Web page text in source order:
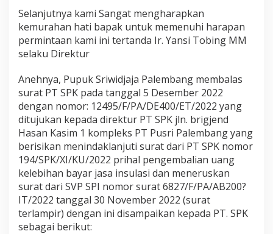
I
s
o
i
S
e
i
l
a
i
R
p
1
5
M
Selanjutnya kami Sangat mengharapkan
kemurahan hati bapak untuk memenuhi harapan
permintaan kami ini tertanda Ir. Yansi Tobing MM
selaku Direktur
Anehnya, Pupuk Sriwidjaja Palembang membalas
surat PT SPK pada tanggal 5 Desember 2022
dengan nomor: 12495/F/PA/DE400/ET/2022 yang
ditujukan kepada direktur PT SPK jln. brigjend
Hasan Kasim 1 kompleks PT Pusri Palembang yang
berisikan menindaklanjuti surat dari PT SPK nomor
194/SPK/XI/KU/2022 prihal pengembalian uang
kelebihan bayar jasa insulasi dan meneruskan
surat dari SVP SPI nomor surat 6827/F/PA/AB200?
IT/2022 tanggal 30 November 2022 (surat
terlampir) dengan ini disampaikan kepada PT. SPK
sebagai berikut: